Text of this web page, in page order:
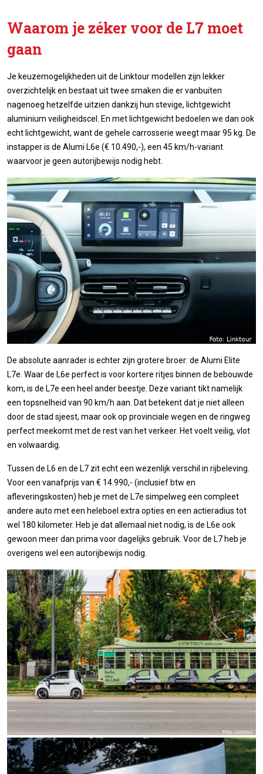
Waarom je zéker voor de L7 moet
gaan
Je keuzemogelijkheden uit de Linktour modellen zijn lekker
overzichtelijk en bestaat uit twee smaken die er vanbuiten
nagenoeg hetzelfde uitzien dankzij hun stevige, lichtgewicht
aluminium veiligheidscel. En met lichtgewicht bedoelen we dan ook
echt lichtgewicht, want de gehele carrosserie weegt maar 95 kg. De
instapper is de Alumi L6e (€ 10.490,-), een 45 km/h-variant
waarvoor je geen autorijbewijs nodig hebt.
De absolute aanrader is echter zijn grotere broer: de Alumi Elite
L7e. Waar de L6e perfect is voor kortere ritjes binnen de bebouwde
kom, is de L7e een heel ander beestje. Deze variant tikt namelijk
een topsnelheid van 90 km/h aan. Dat betekent dat je niet alleen
door de stad sjeest, maar ook op provinciale wegen en de ringweg
perfect meekomt met de rest van het verkeer. Het voelt veilig, vlot
en volwaardig.
Tussen de L6 en de L7 zit echt een wezenlijk verschil in rijbeleving.
Voor een vanafprijs van € 14.990,- (inclusief btw en
afleveringskosten) heb je met de L7e simpelweg een compleet
andere auto met een heleboel extra opties en een actieradius tot
wel 180 kilometer. Heb je dat allemaal niet nodig, is de L6e ook
gewoon meer dan prima voor dagelijks gebruik. Voor de L7 heb je
overigens wel een autorijbewijs nodig.